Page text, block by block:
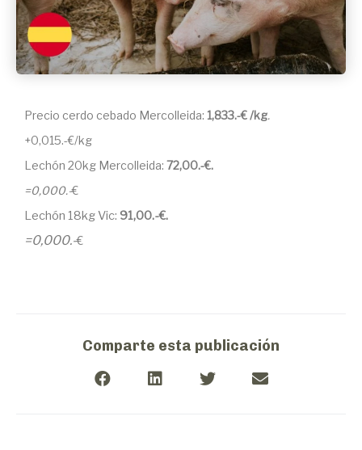
Precio cerdo cebado Mercolleida: 1,833.-€ /kg.
+0,015.-€/kg
Lechón 20kg Mercolleida: 72,00.-€.
=0,000.-€
Lechón 18kg Vic: 91,00.-€.
=0,000.-€
Comparte esta publicación